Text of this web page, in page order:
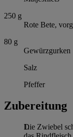
250 g
Rote Bete,
80 g
Gewürzgurken
Salz
Pfeffer
Zubereitung
Die Zwiebel